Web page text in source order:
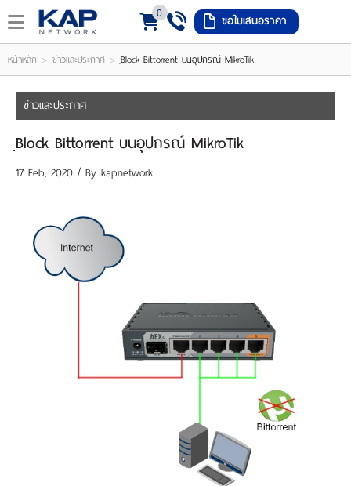
LOGIN
REGISTER
(
0
)
หลัก
เมนู
0 ขอใบเสนอราคา
หน้าหลัก > ข่าวและประกาศ > ฺBlock Bittorrent บนอุปกรณ์ MikroTik
ข่าวและประกาศ
ฺBlock Bittorrent บนอุปกรณ์ MikroTik
17 Feb, 2020 / By kapnetwork